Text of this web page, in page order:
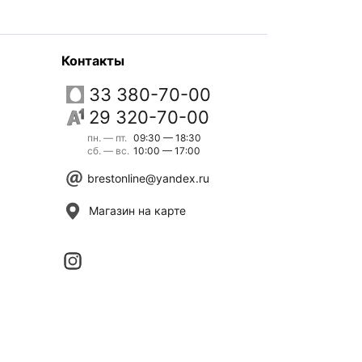
Контакты
33 380-70-00
29 320-70-00
пн. — пт.
сб. — вс.
09:30 — 18:30
10:00 — 17:00
brestonline@yandex.ru
Магазин на карте